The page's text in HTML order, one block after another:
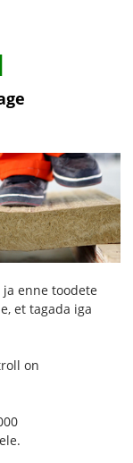
enne toodete
et tagada iga
on